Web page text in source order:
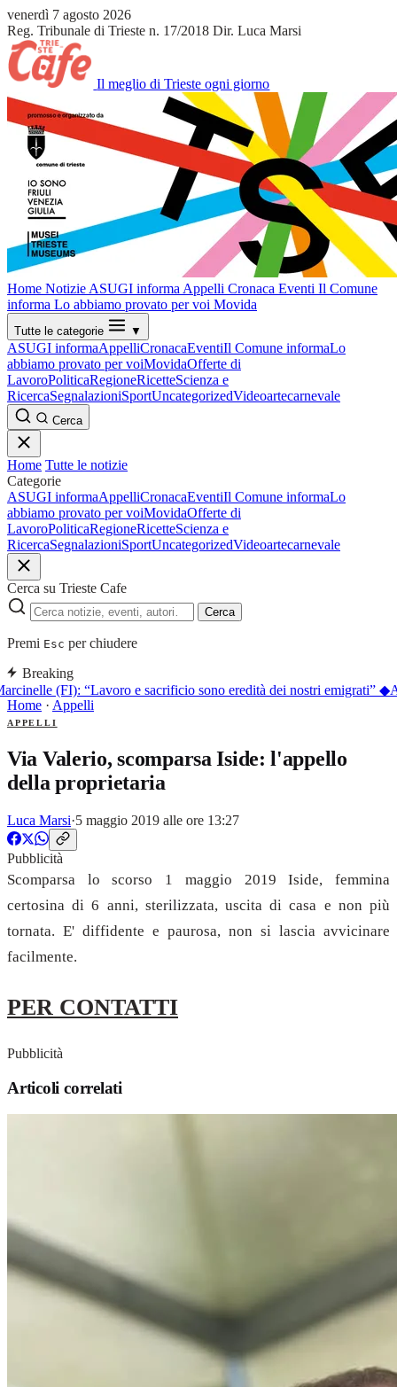
venerdì 7 agosto 2026
Reg. Tribunale di Trieste n. 17/2018 Dir. Luca Marsi
Il meglio di Trieste ogni giorno
Home Notizie ASUGI informa Appelli Cronaca Eventi Il Comune
informa Lo abbiamo provato per voi Movida
Tutte le categorie ▼
ASUGI informaAppelliCronacaEventiIl Comune informaLo
abbiamo provato per voiMovidaOfferte di
LavoroPoliticaRegioneRicetteScienza e
RicercaSegnalazioniSportUncategorizedVideoartecarnevale
Cerca
Home Tutte le notizie
Categorie
ASUGI informaAppelliCronacaEventiIl Comune informaLo
abbiamo provato per voiMovidaOfferte di
LavoroPoliticaRegioneRicetteScienza e
RicercaSegnalazioniSportUncategorizedVideoartecarnevale
Cerca su Trieste Cafe
Cerca
Premi Esc per chiudere
Breaking
(FI): “Lavoro e sacrificio sono eredità dei nostri emigrati” ◆
Home · Appelli
APPELLI
Via Valerio, scomparsa Iside: l'appello
della proprietaria
Luca Marsi·5 maggio 2019 alle ore 13:27
Pubblicità
Scomparsa lo scorso 1 maggio 2019 Iside, femmina
certosina di 6 anni, sterilizzata, uscita di casa e non più
tornata. E' diffidente e paurosa, non si lascia avvicinare
facilmente.
PER CONTATTI
Pubblicità
Articoli correlati